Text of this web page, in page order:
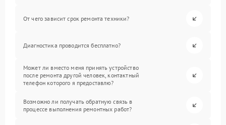
От чего зависит срок ремонта техники?
Диагностика проводится бесплатно?
Может ли вместо меня принять устройство
после ремонта другой человек, контактный
телефон которого я предоставлю?
Возможно ли получать обратную связь в
процессе выполнения ремонтных работ?